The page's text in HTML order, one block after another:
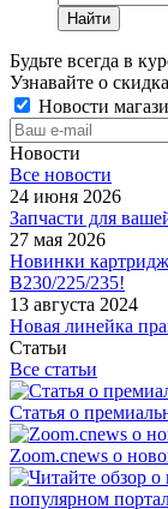
Найти
Будьте всегда в
Узнавайте о
Новости
Новости
Все новости
24 июня 2026
Запчасти для
27 мая 2026
Новинки
B230/225/235!
13 августа 2024
Новая линейка
Статьи
Все статьи
Статья о
Zoom.cnews о